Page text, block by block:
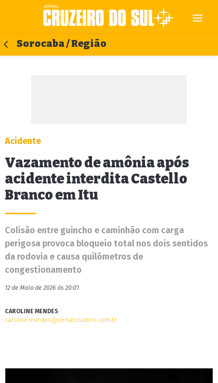
Sorocaba / Região
Acidente
Vazamento de amônia após
acidente interdita Castello
Branco em Itu
Colisão entre guincho e caminhão com carga
perigosa provoca bloqueio total nos dois sentidos
da rodovia e causa quilômetros de
congestionamento
12 de Maio de 2026 às 20:01
CAROLINE MENDES
caroline.mendes@jornalcruzeiro.com.br